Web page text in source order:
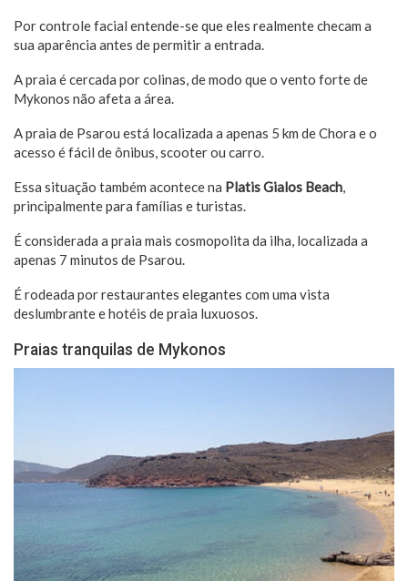
Por controle facial entende-se que eles realmente checam a
sua aparência antes de permitir a entrada.
A praia é cercada por colinas, de modo que o vento forte de
Mykonos não afeta a área.
A praia de Psarou está localizada a apenas 5 km de Chora e o
acesso é fácil de ônibus, scooter ou carro.
Essa situação também acontece na Platis Gialos Beach,
principalmente para famílias e turistas.
É considerada a praia mais cosmopolita da ilha, localizada a
apenas 7 minutos de Psarou.
É rodeada por restaurantes elegantes com uma vista
deslumbrante e hotéis de praia luxuosos.
Praias tranquilas de Mykonos